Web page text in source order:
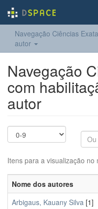
Navegação Ciências
autor
Navegação
com
autor
Itens para a visualização no
Nome dos autores
Arbigaus, Kauany Silva [1]